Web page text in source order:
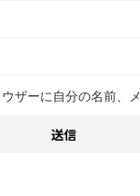
ザーに自分の名前、